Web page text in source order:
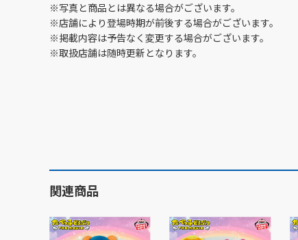
※写真と商品とは異なる場合がございます。
※店舗により登場時期が前後する場合がございます。
※掲載内容は予告なく変更する場合がございます。
※取扱店舗は随時更新となります。
関連商品